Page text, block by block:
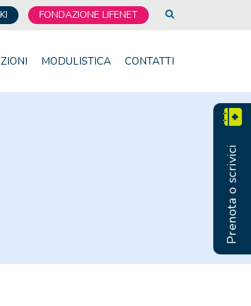
FONDAZIONE LIFENET
MODULISTICA CONTATTI
Prenota o scrivici